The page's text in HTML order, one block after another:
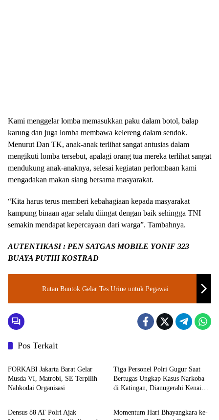
Kami menggelar lomba memasukkan paku dalam botol, balap
karung dan juga lomba membawa kelereng dalam sendok.
Menurut Dan TK, anak-anak terlihat sangat antusias dalam
mengikuti lomba tersebut, apalagi orang tua mereka terlihat sangat
mendukung anak-anaknya, selesai kegiatan perlombaan kami
mengadakan makan siang bersama masyarakat.
“Kita harus terus memberi kebahagiaan kepada masyarakat
kampung binaan agar selalu diingat dengan baik sehingga TNI
semakin mendapat kepercayaan dari warga”. Tambahnya.
AUTENTIKASI : PEN SATGAS MOBILE YONIF 323
BUAYA PUTIH KOSTRAD
Rutan Buntok Gelar Tes Urine untuk Pegawai
Pos Terkait
Berita
FORKABI Jakarta Barat Gelar
Musda VI, Matrobi, SE Terpilih
Nahkodai Organisasi
Tiga Personel Polri Gugur Saat
Bertugas Ungkap Kasus Narkoba
di Katingan, Dianugerahi Kenaikan
TNI - POLRI
Densus 88 AT Polri Ajak
TNI - POLRI
Momentum Hari Bhayangkara ke-